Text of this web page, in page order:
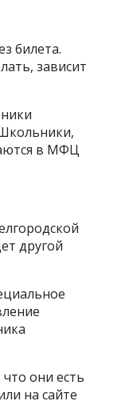
билета.
зависит
в МФЦ
другой
они есть
на сайте